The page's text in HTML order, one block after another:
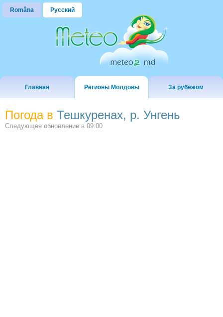
Româna Русский
Главная Регионы Молдовы За рубежом
Погода в Тешкуренах, р. Унгень
Следующее обновление в 09:00